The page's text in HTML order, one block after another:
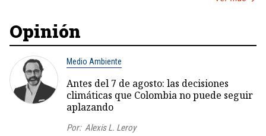
Opinión
Medio Ambiente
Antes del 7 de agosto: las decisiones
climáticas que Colombia no puede seguir
aplazando
Por: Alexis L. Leroy